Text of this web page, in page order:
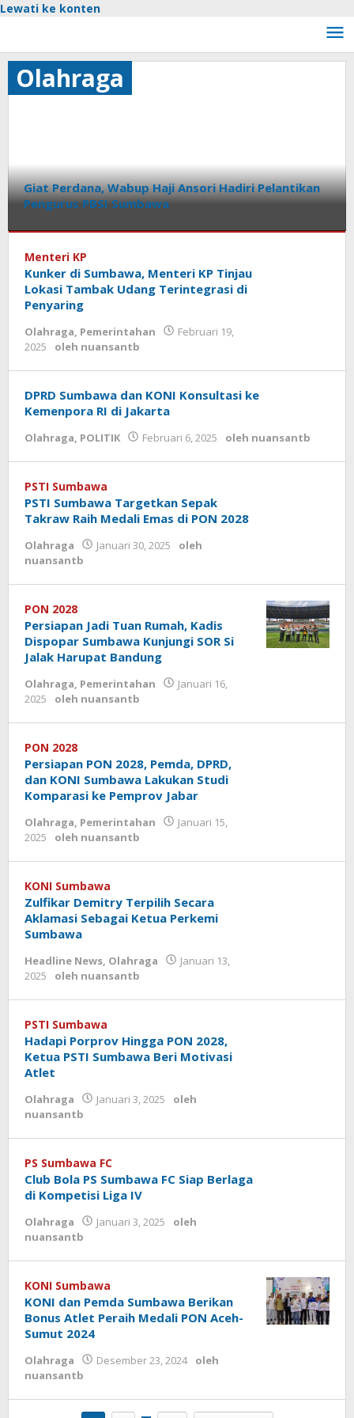
Lewati ke konten
Giat Perdana, Wabup Haji Ansori Hadiri Pelantikan
Pengurus PBSI Sumbawa
Pemerintahan
Februari
oleh
nuansantb
Olahraga
Menteri KP
Kunker di Sumbawa, Menteri KP Tinjau
Lokasi Tambak Udang Terintegrasi di
Penyaring
Olahraga, Pemerintahan
Februari 19,
2025
oleh nuansantb
DPRD Sumbawa dan KONI Konsultasi ke
Kemenpora RI di Jakarta
Olahraga, POLITIK Februari 6, 2025 oleh nuansantb
PSTI Sumbawa
PSTI Sumbawa Targetkan Sepak
Takraw Raih Medali Emas di PON 2028
Olahraga Januari 30, 2025
oleh
nuansantb
PON 2028
Persiapan Jadi Tuan Rumah, Kadis
Dispopar Sumbawa Kunjungi SOR Si
Jalak Harupat Bandung
Olahraga, Pemerintahan
Januari 16,
2025
oleh nuansantb
PON 2028
Persiapan PON 2028, Pemda, DPRD,
dan KONI Sumbawa Lakukan Studi
Komparasi ke Pemprov Jabar
Olahraga, Pemerintahan
Januari 15,
2025
oleh nuansantb
KONI Sumbawa
Zulfikar Demitry Terpilih Secara
Aklamasi Sebagai Ketua Perkemi
Sumbawa
Headline News, Olahraga
Januari 13,
2025
oleh nuansantb
PSTI Sumbawa
Hadapi Porprov Hingga PON 2028,
Ketua PSTI Sumbawa Beri Motivasi
Atlet
Olahraga Januari 3, 2025
oleh
nuansantb
PS Sumbawa FC
Club Bola PS Sumbawa FC Siap Berlaga
di Kompetisi Liga IV
Olahraga Januari 3, 2025
oleh
nuansantb
KONI Sumbawa
KONI dan Pemda Sumbawa Berikan
Bonus Atlet Peraih Medali PON Aceh-
Sumut 2024
Olahraga Desember 23, 2024
oleh
nuansantb